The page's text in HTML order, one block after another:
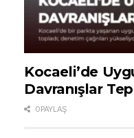
Kocaeli’de
Davranışlar
0 PAYLAŞ